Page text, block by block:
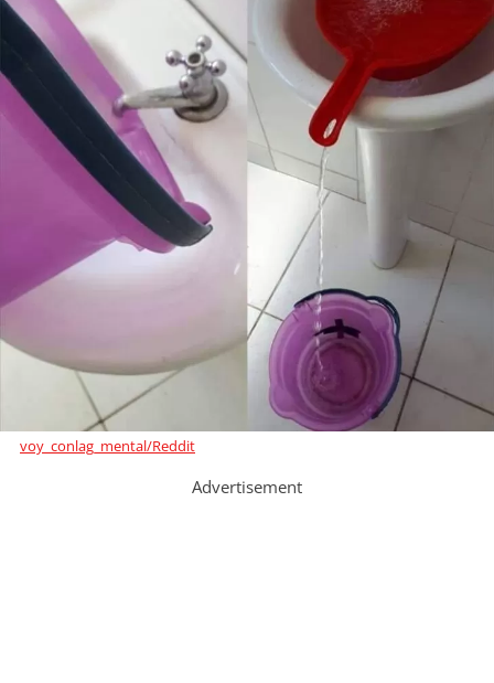
voy_conlag_mental/Reddit
Advertisement